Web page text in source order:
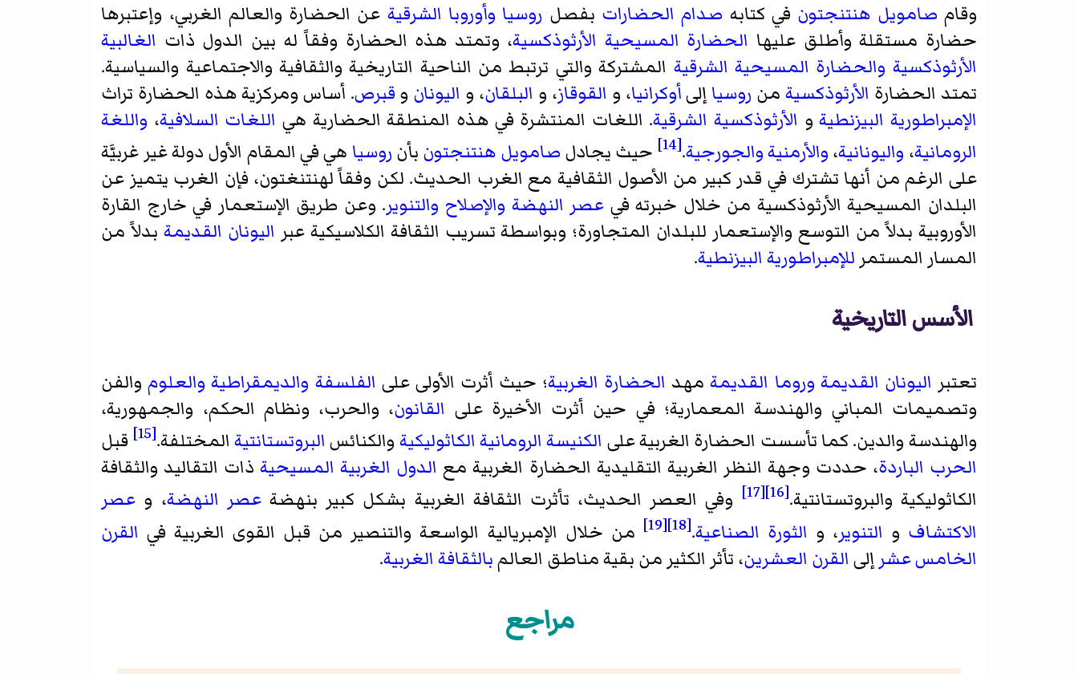
وقام صامويل هنتنجتون في كتابه صدام الحضارات بفصل روسيا وأوروبا الشرقية عن الحضارة والعالم الغربي، وإعتبرها
حضارة مستقلة وأطلق عليها الحضارة المسيحية الأرثوذكسية، وتمتد هذه الحضارة وفقاً له بين الدول ذات الغالبية
الأرثوذكسية والحضارة المسيحية الشرقية المشتركة والتي ترتبط من الناحية التاريخية والثقافية والاجتماعية والسياسية.
تمتد الحضارة الأرثوذكسيةمن روسيا إلىأوكرانيا، و القوقاز، و البلقان، و اليونان و قبرص. أساس ومركزية هذه الحضارة تراث
الإمبراطورية البيزنطيةو الأرثوذكسية الشرقية. اللغات المنتشرة في هذه المنطقة الحضارية هي اللغات السلافية، واللغة
الرومانية، واليونانية، والأرمنيةوالجورجية.
[14] حيث يجادل صامويل هنتنجتون بأن روسيا هي في المقام الأول دولة غير غربيَّة
على الرغم من أنها تشترك في قدر كبير من الأصول الثقافية مع الغرب الحديث. لكن وفقاً لهنتنغتون، فإن الغرب يتميز عن
البلدان المسيحية الأرثوذكسية من خلال خبرته في عصر النهضة والإصلاح والتنوير. وعن طريق الإستعمار في خارج القارة
الأوروبية بدلاً من التوسع والإستعمار للبلدان المتجاورة؛ وبواسطة تسريب الثقافة الكلاسيكية عبر اليونان القديمةبدلاً من
المسار المستمر للإمبراطورية البيزنطية.
الأسس التاريخية
تعتبر اليونان القديمة وروما القديمةمهد الحضارة الغربية؛ حيث أثرت الأولى على الفلسفة والديمقراطية والعلوموالفن
وتصميمات المباني والهندسة المعمارية؛ في حين أثرت الأخيرة على القانون، والحرب، ونظام الحكم، والجمهورية،
والهندسة والدين. كما تأسست الحضارة الغربية على الكنيسة الرومانية الكاثوليكية والكنائس البروتستانتية المختلفة.[15]
قبل
الحرب الباردة، حددت وجهة النظر الغربية التقليدية الحضارة الغربية مع الدول الغربية المسيحيةذات التقاليد والثقافة
الكاثوليكية والبروتستانتية.[16]
[17] وفي العصر الحديث، تأثرت الثقافة الغربية بشكل كبير بنهضةعصر النهضة، و عصر
الاكتشاف و التنوير، و الثورة الصناعية.
[18]
[19] من خلال الإمبريالية الواسعة والتنصير من قبل القوى الغربية في القرن
الخامس عشر إلى القرن العشرين، تأثر الكثير من بقية مناطق العالمبالثقافة الغربية.
مراجع